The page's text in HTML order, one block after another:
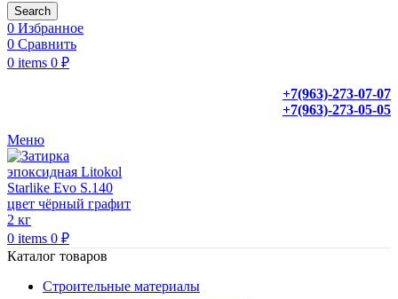
Search
0 Избранное
0 Сравнить
0 items 0 ₽
+7(963)-273-07-07
+7(963)-273-05-05
Меню
0 items 0 ₽
Каталог товаров
Строительные материалы